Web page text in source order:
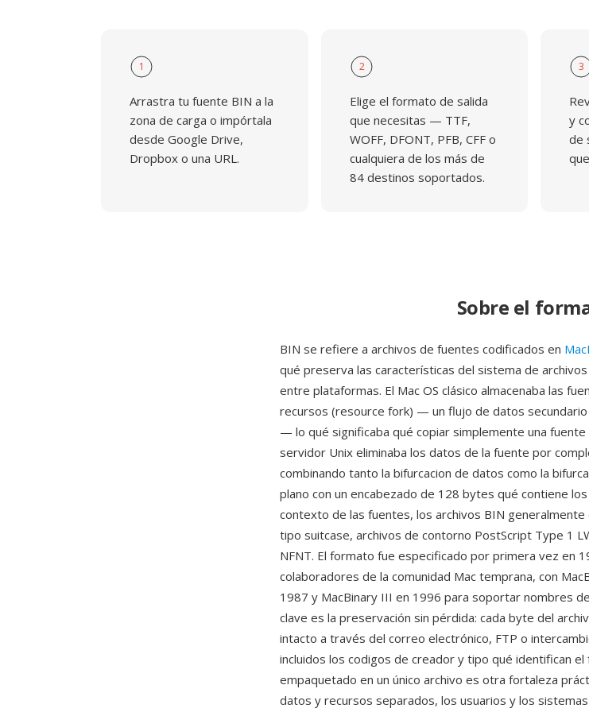
1
Arrastra tu fuente BIN a la
zona de carga o impórtala
desde Google Drive,
Dropbox o una URL.
2
Elige el formato de salida
que necesitas — TTF,
WOFF, DFONT, PFB, CFF o
cualquiera de los más de
84 destinos soportados.
3
y
de
Sobre el
BIN se refiere a archivos de fuentes codificados en
qué preserva las características del sistema de
entre plataformas. El Mac OS clásico almacenaba las
recursos (resource fork) — un flujo de datos
— lo qué significaba qué copiar simplemente una fuente
servidor Unix eliminaba los datos de la fuente por
combinando tanto la bifurcacion de datos como la
plano con un encabezado de 128 bytes qué contiene
contexto de las fuentes, los archivos BIN
tipo suitcase, archivos de contorno PostScript Type 1
NFNT. El formato fue especificado por primera vez en
colaboradores de la comunidad Mac temprana, con
1987 y MacBinary III en 1996 para soportar nombres
clave es la preservación sin pérdida: cada byte del
intacto a través del correo electrónico, FTP o
incluidos los codigos de creador y tipo qué identifican
empaquetado en un único archivo es otra fortaleza
datos y recursos separados, los usuarios y los